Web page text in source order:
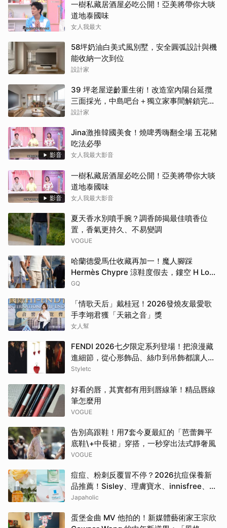
一樹私藏居酒屋必吃公開！亞美將帶你大啖
道地泰國味
女人我最大
58坪奶油白美式風別墅，安全圓弧設計與機
能收納一次到位
設計家
39 坪老屋逆齡重生術！改造室內陽台延攬
三面採光，中島吧台＋獨立家事間解鎖完美
家務路徑
設計家
影音
Jina激推韓國美食！燒啤秀嗨翻全場 五花豬
吃法必學
女人我最大影音
影音
一樹私藏居酒屋必吃公開！亞美將帶你大啖
道地泰國味
女人我最大影音
夏天香水別噴手腕？調香師揭最佳噴香位
置，香氣更持久、不易變調
VOGUE
哈蘭德愛馬仕收藏再加一！魔人腳踩
Hermès Chypre 涼鞋度假去，鏤空 H Logo
大展慵懶高級感！
GQ
「情歌天后」戴桂冠！2026發燒友最愛歌
手李翊君獲「天籟之音」獎
女人幫
FENDI 2026七夕限定系列登場！把浪漫藏
進細節，從心形飾品、絲巾到吊飾都讓人一
眼心動
Styletc
好看的唇，其實都有用到唇線筆！精品唇線
筆怎麼用
VOGUE
告別高跟鞋！用7套今夏最紅的「芭蕾舞平
底鞋\+中長裙」穿搭，一秒穿出法式靜奢風
VOGUE
痘痘、粉刺反覆冒不停？2026抗痘保養新
品推薦！Sisley、理膚寶水、innisfree、
Bifesta 4大爆款一次看
Japaholic
蛋堡金曲 MV 他拍的！新媒體藝術家王宗欣